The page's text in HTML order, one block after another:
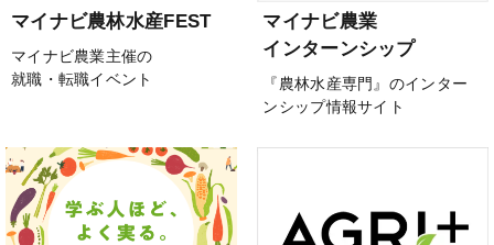
マイナビ農林水産FEST
マイナビ農業主催の
就職・転職イベント
マイナビ農業
インターンシップ
『農林水産専門』のインター
ンシップ情報サイト